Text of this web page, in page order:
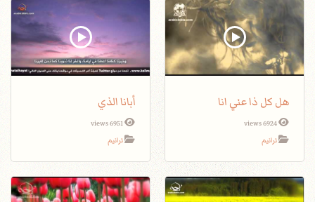
هل كل ذا عني انا
6924 views
ترانيم
أبانا الذي
6951 views
ترانيم